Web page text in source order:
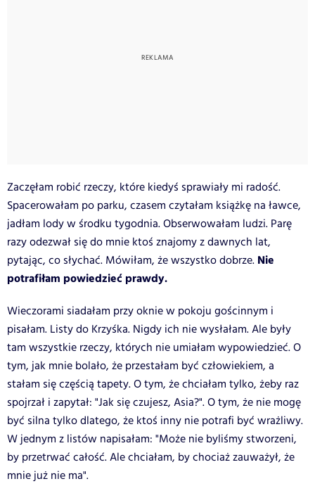
Zaczęłam robić rzeczy, które kiedyś sprawiały mi radość.
Spacerowałam po parku, czasem czytałam książkę na ławce,
jadłam lody w środku tygodnia. Obserwowałam ludzi. Parę
razy odezwał się do mnie ktoś znajomy z dawnych lat,
pytając, co słychać. Mówiłam, że wszystko dobrze. Nie
potrafiłam powiedzieć prawdy.
Wieczorami siadałam przy oknie w pokoju gościnnym i
pisałam. Listy do Krzyśka. Nigdy ich nie wysłałam. Ale były
tam wszystkie rzeczy, których nie umiałam wypowiedzieć. O
tym, jak mnie bolało, że przestałam być człowiekiem, a
stałam się częścią tapety. O tym, że chciałam tylko, żeby raz
spojrzał i zapytał: "Jak się czujesz, Asia?". O tym, że nie mogę
być silna tylko dlatego, że ktoś inny nie potrafi być wrażliwy.
W jednym z listów napisałam: "Może nie byliśmy stworzeni,
by przetrwać całość. Ale chciałam, by chociaż zauważył, że
mnie już nie ma".